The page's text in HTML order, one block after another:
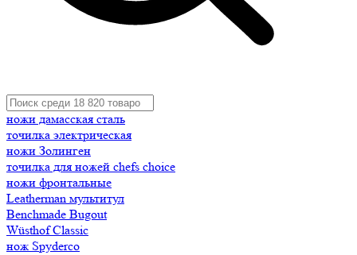
ножи дамасская сталь
точилка электрическая
ножи Золинген
точилка для ножей chefs choice
ножи фронтальные
Leatherman мультитул
Benchmade Bugout
Wüsthof Classic
нож Spyderco